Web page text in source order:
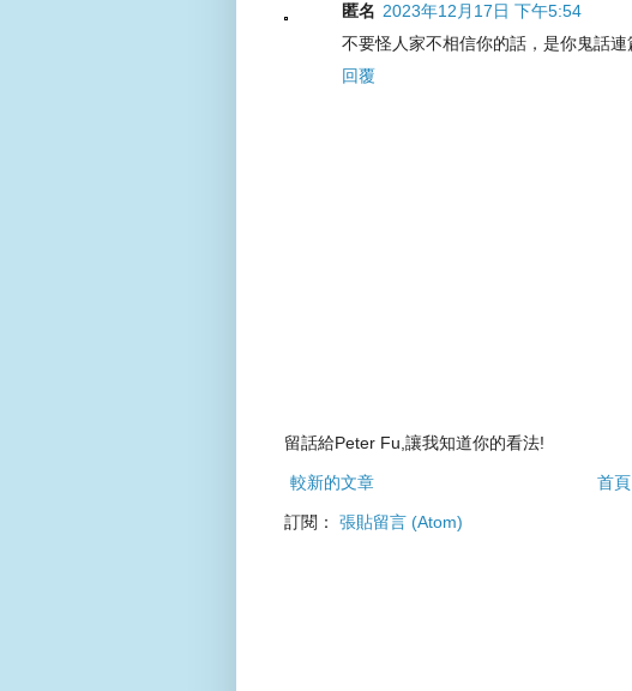
匿名 2023年12月17日 下午5:54
不要怪人家不相信你的話，是你鬼話
回覆
留話給Peter Fu,讓我知道你的看法!
較新的文章 首頁
訂閱： 張貼留言 (Atom)